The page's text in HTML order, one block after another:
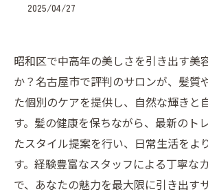
2025/04/27
昭和区で中高年の美しさを引き出す美
か？名古屋市で評判のサロンが、髪質
た個別のケアを提供し、自然な輝きと
す。髪の健康を保ちながら、最新のト
たスタイル提案を行い、日常生活をよ
す。経験豊富なスタッフによる丁寧な
で、あなたの魅力を最大限に引き出す